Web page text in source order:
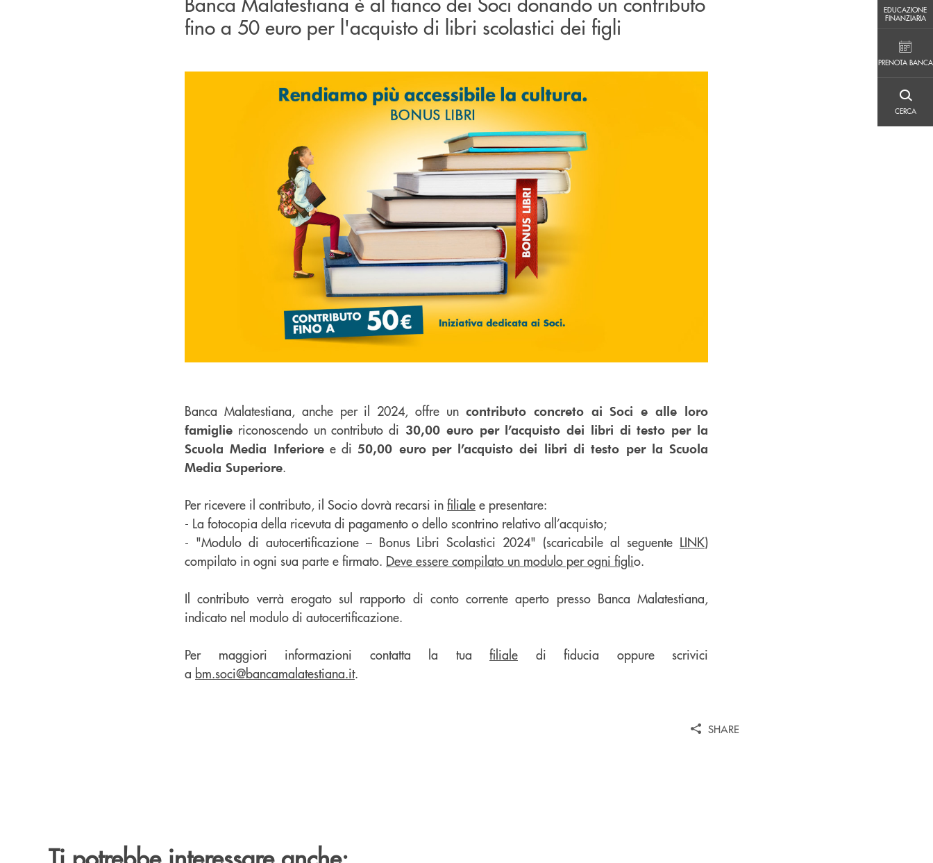
EDUCAZIONE
FINANZIARIA
PRENOTA BANCA
CERCA
fino a 50 euro per l'acquisto di libri scolastici dei figli
Banca Malatestiana, anche per il 2024, offre un contributo concreto ai Soci e alle loro
famiglie riconoscendo un contributo di 30,00euro per l’acquisto dei libri di testo per la
Scuola Media Inferioree di 50,00 euro per l’acquisto dei libri di testo per la Scuola
Media Superiore.
Per ricevere il contributo, il Socio dovrà recarsi in filiale e presentare:
- La fotocopia della ricevuta di pagamento o dello scontrino relativo all’acquisto;
- "Modulo di autocertificazione – Bonus Libri Scolastici 2024" (scaricabile al seguente LINK)
compilato in ogni sua parte e firmato. Deve essere compilato un modulo per ogni figlio.
Il contributo verrà erogato sul rapporto di conto corrente aperto presso Banca Malatestiana,
indicato nel modulo di autocertificazione.
Per maggiori informazioni contatta la tua filiale di fiducia oppure scrivici
a bm.soci@bancamalatestiana.it.
SHARE